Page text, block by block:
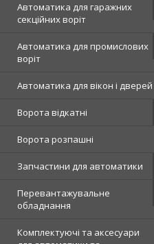
Автоматика для гаражних
секційних воріт
Автоматика для промислових
воріт
Автоматика для вікон і дверей
Ворота відкатні
Ворота розпашні
Запчастини для автоматики
Перевантажувальне
обладнання
Комплектуючі та аксесуари